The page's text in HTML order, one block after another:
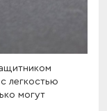
легкостью
могут